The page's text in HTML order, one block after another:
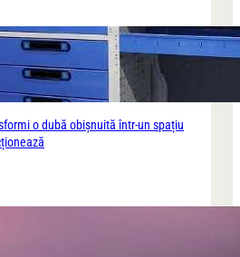
o dubă obișnuită într-un spațiu